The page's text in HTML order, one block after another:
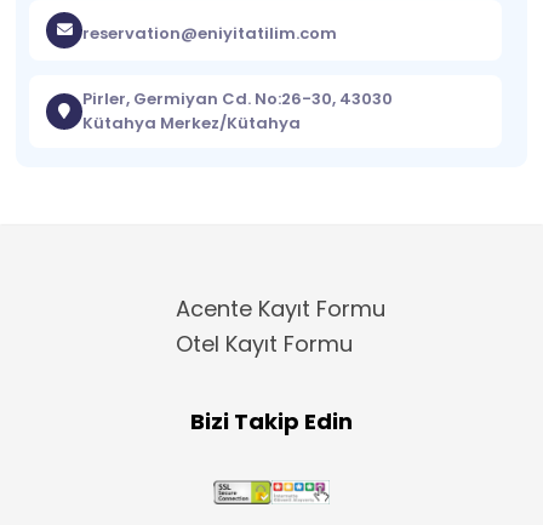
reservation@eniyitatilim.com
Pirler, Germiyan Cd. No:26-30, 43030
Kütahya Merkez/Kütahya
Acente Kayıt Formu
Otel Kayıt Formu
Bizi Takip Edin